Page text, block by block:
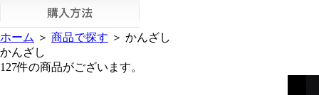
ホーム ＞ 商品で探す ＞ かんざし
かんざし
127件の商品がございます。